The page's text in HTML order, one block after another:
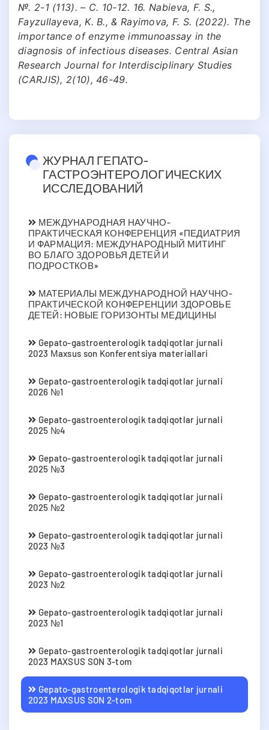
№. 2-1 (113). – С. 10-12. 16. Nabieva, F. S.,
Fayzullayeva, K. B., & Rayimova, F. S. (2022). The
importance of enzyme immunoassay in the
diagnosis of infectious diseases. Central Asian
Research Journal for Interdisciplinary Studies
(CARJIS), 2(10), 46-49.
ЖУРНАЛ ГЕПАТО-
ГАСТРОЭНТЕРОЛОГИЧЕСКИХ
ИССЛЕДОВАНИЙ
МЕЖДУНАРОДНАЯ НАУЧНО-
ПРАКТИЧЕСКАЯ КОНФЕРЕНЦИЯ «ПЕДИАТРИЯ
И ФАРМАЦИЯ: МЕЖДУНАРОДНЫЙ МИТИНГ
ВО БЛАГО ЗДОРОВЬЯ ДЕТЕЙ И
ПОДРОСТКОВ»
МАТЕРИАЛЫ МЕЖДУНАРОДНОЙ НАУЧНО-
ПРАКТИЧЕСКОЙ КОНФЕРЕНЦИИ ЗДОРОВЬЕ
ДЕТЕЙ: НОВЫЕ ГОРИЗОНТЫ МЕДИЦИНЫ
Gepato-gastroenterologik tadqiqotlar jurnali
2023 Мaxsus son Konferentsiya materiallari
Gepato-gastroenterologik tadqiqotlar jurnali
2026 №1
Gepato-gastroenterologik tadqiqotlar jurnali
2025 №4
Gepato-gastroenterologik tadqiqotlar jurnali
2025 №3
Gepato-gastroenterologik tadqiqotlar jurnali
2025 №2
Gepato-gastroenterologik tadqiqotlar jurnali
2023 №3
Gepato-gastroenterologik tadqiqotlar jurnali
2023 №2
Gepato-gastroenterologik tadqiqotlar jurnali
2023 №1
Gepato-gastroenterologik tadqiqotlar jurnali
2023 MAXSUS SON 3-tom
Gepato-gastroenterologik tadqiqotlar jurnali
2023 MAXSUS SON 2-tom